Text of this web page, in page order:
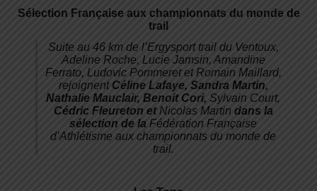
Sélection Française aux championnats du monde de
trail
Suite au 46 km de l’Ergysport trail du Ventoux,
Adeline Roche, Lucie Jamsin, Amandine
Ferrato, Ludovic Pommeret et Romain Maillard,
rejoignentCéline Lafaye, Sandra Martin,
Nathalie Mauclair, Benoit Cori, Sylvain Court,
Cédric Fleureton etNicolas Martin dans la
sélection de la Fédération Française
d’Athlétisme aux championnats du monde de
trail.